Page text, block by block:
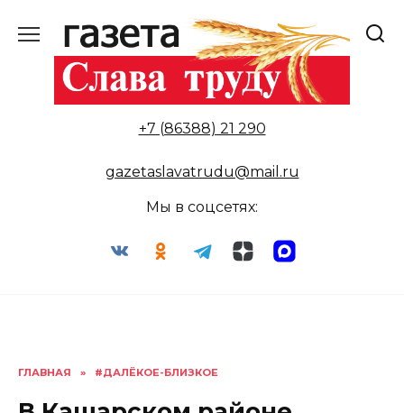
содержанию
+7 (86388) 21 290
gazetaslavatrudu@mail.ru
Мы в соцсетях:
ГЛАВНАЯ » #ДАЛЁКОЕ-БЛИЗКОЕ